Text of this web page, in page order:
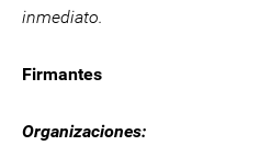
inmediato.
Firmantes
Organizaciones: